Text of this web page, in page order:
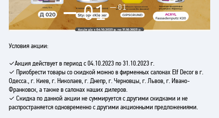
01 01
Условия акции:
✓Акция действует в период с 04.10.2023 по 31.10.2023 г.
✓ Приобрести товары со скидкой можно в фирменных салонах Elf Decor в г.
Одесса., г. Киев, г. Николаев, г. Днепр, г. Черновцы, г. Львов, г. Ивано-
Франковск, а также в салонах наших дилеров.
✓ Скидка по данной акции не суммируется с другими скидками и не
распространяется одновременно с другими акционными предложениями.